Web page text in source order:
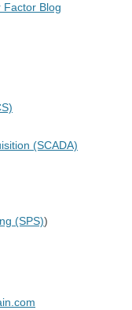
Factor Blog
(SCADA)
(SPS))